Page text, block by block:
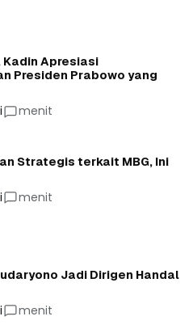
Kadin Apresiasi
Presiden Prabowo yang
menit
Strategis terkait MBG, Ini
menit
Jadi Dirigen Handal
menit